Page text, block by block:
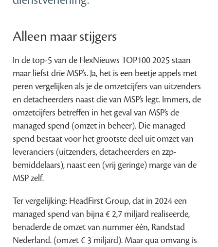
Alleen maar stijgers
In de top-5 van de FlexNieuws TOP100 2025 staan
maar liefst drie MSP’s. Ja, het is een beetje appels met
peren vergelijken als je de omzetcijfers van uitzenders
en detacheerders naast die van MSP’s legt. Immers, de
omzetcijfers betreffen in het geval van MSP’s de
managed spend (omzet in beheer). Die managed
spend bestaat voor het grootste deel uit omzet van
leveranciers (uitzenders, detacheerders en zzp-
bemiddelaars), naast een (vrij geringe) marge van de
MSP zelf.
Ter vergelijking: HeadFirst Group, dat in 2024 een
managed spend van bijna € 2,7 miljard realiseerde,
benaderde de omzet van nummer één, Randstad
Nederland. (omzet € 3 miljard). Maar qua omvang is